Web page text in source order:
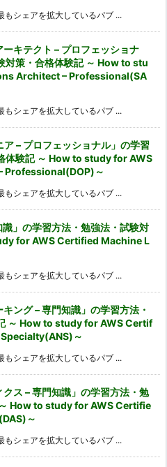
シェアを拡大しているパブ ...
ーキテクト – プロフェッショナ
対策・合格体験記 ～ How to stu
Architect – Professional(SA
シェアを拡大しているパブ ...
ア – プロフェッショナル」の学習
体験記 ～ How to study for AWS
Professional(DOP)～
シェアを拡大しているパブ ...
識」の学習方法・勉強法・試験対
for AWS Certified Machine L
シェアを拡大しているパブ ...
ング – 専門知識」の学習方法・
～ How to study for AWS Certif
～
シェアを拡大しているパブ ...
クス – 専門知識」の学習方法・勉
How to study for AWS Certifie
～
シェアを拡大しているパブ ...